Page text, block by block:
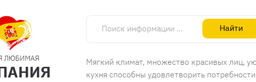
ЛЮБИМАЯ
Поиск информации об Испании
Найти
Мягкий климат, множество красивых лиц,
кухня способны удовлетворить